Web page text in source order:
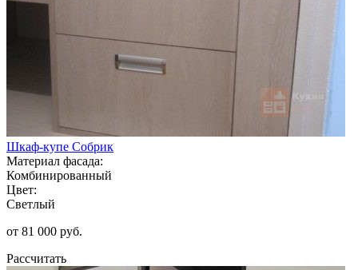
Шкаф-купе Собрик
Материал фасада:
Комбинированный
Цвет:
Светлый
от 81 000 руб.
Рассчитать